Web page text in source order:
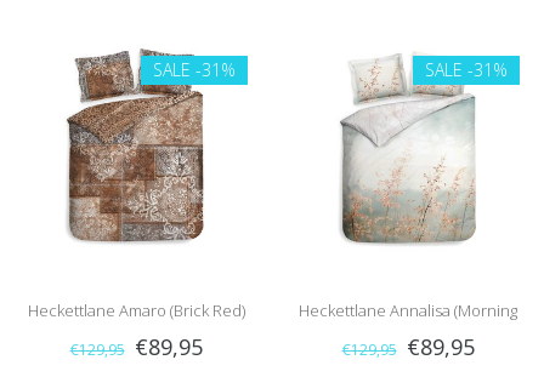
SALE -31%
Heckettlane Amaro (Brick Red)
€129,95 €89,95
SALE -31%
Heckettlane Annalisa (Morning
€129,95 €89,95